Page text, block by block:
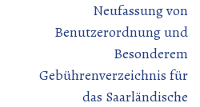
Neufassung von
Benutzerordnung und
Besonderem
Gebührenverzeichnis für
das Saarländische